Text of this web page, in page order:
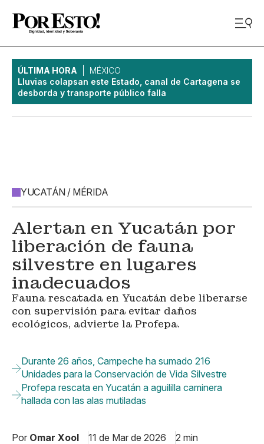
ÚLTIMA HORA
MÉXICO
Lluvias colapsan este Estado, canal de Cartagena se
desborda y transporte público falla
YUCATÁN / MÉRIDA
Alertan en Yucatán por
liberación de fauna
silvestre en lugares
inadecuados
Fauna rescatada en Yucatán debe liberarse
con supervisión para evitar daños
ecológicos, advierte la Profepa.
Durante 26 años, Campeche ha sumado 216
Unidades para la Conservación de Vida Silvestre
Profepa rescata en Yucatán a aguililla caminera
hallada con las alas mutiladas
Por Omar Xool 11 de Mar de 2026 2 min